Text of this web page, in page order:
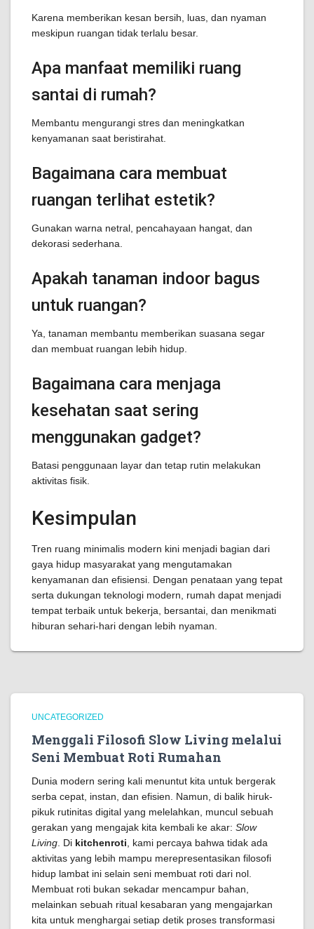
Karena memberikan kesan bersih, luas, dan nyaman
meskipun ruangan tidak terlalu besar.
Apa manfaat memiliki ruang
santai di rumah?
Membantu mengurangi stres dan meningkatkan
kenyamanan saat beristirahat.
Bagaimana cara membuat
ruangan terlihat estetik?
Gunakan warna netral, pencahayaan hangat, dan
dekorasi sederhana.
Apakah tanaman indoor bagus
untuk ruangan?
Ya, tanaman membantu memberikan suasana segar
dan membuat ruangan lebih hidup.
Bagaimana cara menjaga
kesehatan saat sering
menggunakan gadget?
Batasi penggunaan layar dan tetap rutin melakukan
aktivitas fisik.
Kesimpulan
Tren ruang minimalis modern kini menjadi bagian dari
gaya hidup masyarakat yang mengutamakan
kenyamanan dan efisiensi. Dengan penataan yang tepat
serta dukungan teknologi modern, rumah dapat menjadi
tempat terbaik untuk bekerja, bersantai, dan menikmati
hiburan sehari-hari dengan lebih nyaman.
UNCATEGORIZED
Menggali Filosofi Slow Living melalui
Seni Membuat Roti Rumahan
Dunia modern sering kali menuntut kita untuk bergerak
serba cepat, instan, dan efisien. Namun, di balik hiruk-
pikuk rutinitas digital yang melelahkan, muncul sebuah
gerakan yang mengajak kita kembali ke akar: Slow
Living . Di kitchenroti , kami percaya bahwa tidak ada
aktivitas yang lebih mampu merepresentasikan filosofi
hidup lambat ini selain seni membuat roti dari nol.
Membuat roti bukan sekadar mencampur bahan,
melainkan sebuah ritual kesabaran yang mengajarkan
kita untuk menghargai setiap detik proses transformasi